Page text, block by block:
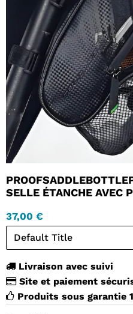
SELLE ÉTANCHE AVEC
37,00 €
Livraison avec suivi
Site et paiement
Produits sous garantie